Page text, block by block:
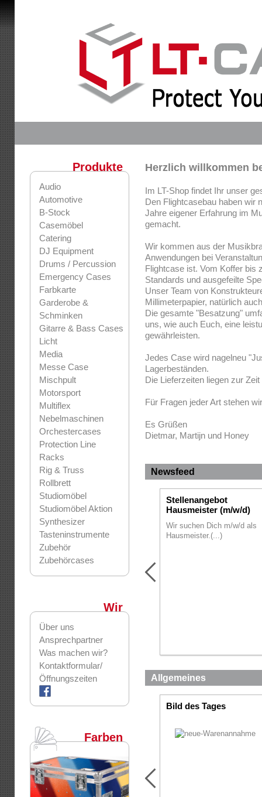
Produkte
Audio
Automotive
B-Stock
Casemöbel
Catering
DJ Equipment
Drums / Percussion
Emergency Cases
Farbkarte
Garderobe &
Schminken
Gitarre & Bass Cases
Licht
Media
Messe Case
Mischpult
Motorsport
Multiflex
Nebelmaschinen
Orchestercases
Protection Line
Racks
Rig & Truss
Rollbrett
Studiomöbel
Studiomöbel Aktion
Synthesizer
Tasteninstrumente
Zubehör
Zubehörcases
Wir
Über uns
Ansprechpartner
Was machen wir?
Kontaktformular/
Öffnungszeiten
Farben
Herzlich willkommen
Im LT-Shop findet Ihr unser
Den Flightcasebau haben wir
Jahre eigener Erfahrung im
gemacht.
Wir kommen aus der
Anwendungen bei
Flightcase ist. Vom Koffer bis
Standards und ausgefeilte
Unser Team von
Millimeterpapier, natürlich
Die gesamte "Besatzung"
uns, wie auch Euch, eine
gewährleisten.
Jedes Case wird nagelneu
Lagerbeständen.
Die Lieferzeiten liegen zur
Für Fragen jeder Art stehen
Es Grüßen
Dietmar, Martijn und Honey
Newsfeed
Stellenangebot
Hausmeister (m/w/d)
Wir suchen Dich m/w/d als
Hausmeister.(...)
Allgemeines
Bild des Tages